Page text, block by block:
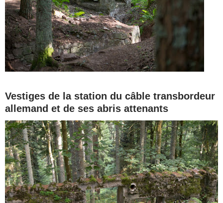
Vestiges de la station du câble transbordeur
allemand et de ses abris attenants